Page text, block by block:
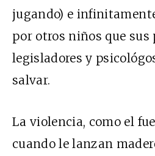
jugando) e
por otros niños que sus
legisladores y
salvar.
La violencia, como el
cuando le lanzan